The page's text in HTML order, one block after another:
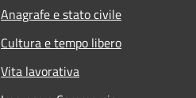
Anagrafe e stato civile
Cultura e tempo libero
Vita lavorativa